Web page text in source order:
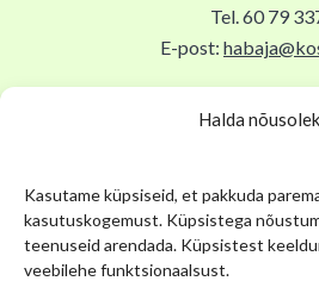
Halda
Kasutame küpsiseid, et pakkuda
kasutuskogemust. Küpsistega
teenuseid arendada. Küpsistest
veebilehe funktsionaalsust.
Tel. 60 79
E-post:
Raamatukogu avatud N,R 9-17, T
Kuu viimane tööpäev suletud
Kose Kihelkonna